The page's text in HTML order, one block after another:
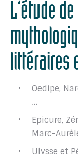
L’étude
littéraires
Oedipe,
…
Epicure,
Marc-
Ulysse et